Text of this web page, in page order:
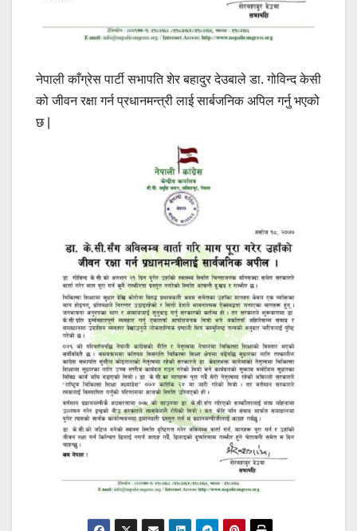
नेपाली काँग्रेस पार्टी सभापति शेर बहादुर देउबाले डा. गोविन्द केसी
को जीवन रक्षा गर्न प्रधानमन्त्री लाई सार्बजनिक अपिल गर्नु भएको
छ |